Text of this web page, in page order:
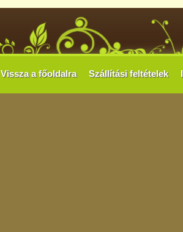
Vissza a főoldalra Szállítási feltételek